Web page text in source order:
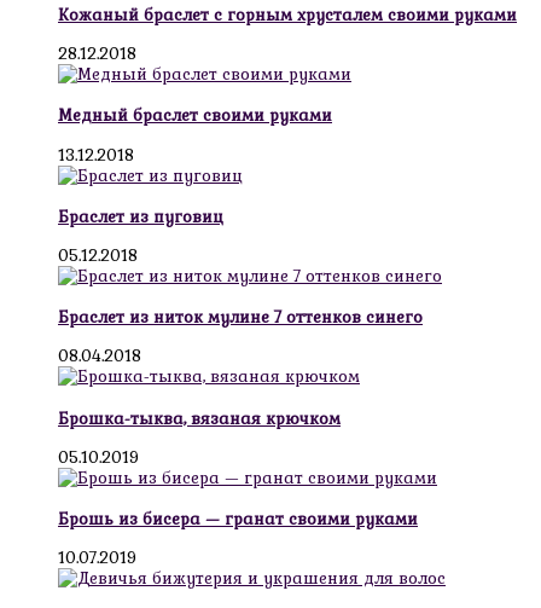
Кожаный браслет с горным хрусталем своими руками
28.12.2018
Медный браслет своими руками
13.12.2018
Браслет из пуговиц
05.12.2018
Браслет из ниток мулине 7 оттенков синего
08.04.2018
Брошка-тыква, вязаная крючком
05.10.2019
Брошь из бисера — гранат своими руками
10.07.2019